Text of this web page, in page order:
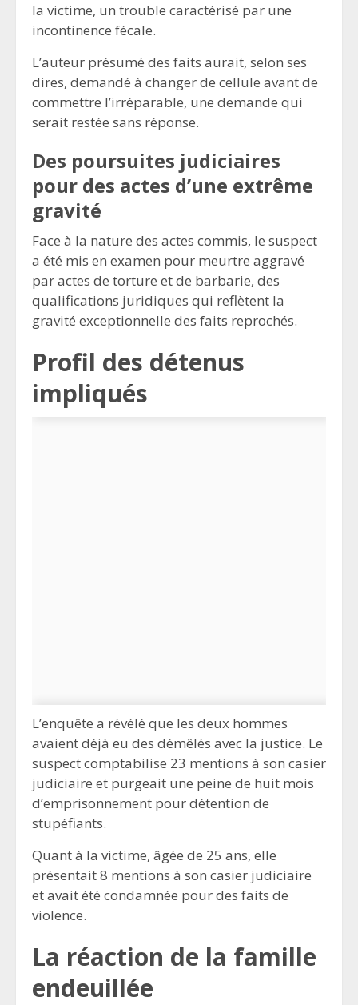
la victime, un trouble caractérisé par une
incontinence fécale.
L’auteur présumé des faits aurait, selon ses
dires, demandé à changer de cellule avant de
commettre l’irréparable, une demande qui
serait restée sans réponse.
Des poursuites judiciaires
pour des actes d’une extrême
gravité
Face à la nature des actes commis, le suspect
a été mis en examen pour meurtre aggravé
par actes de torture et de barbarie, des
qualifications juridiques qui reflètent la
gravité exceptionnelle des faits reprochés.
Profil des détenus
impliqués
L’enquête a révélé que les deux hommes
avaient déjà eu des démêlés avec la justice. Le
suspect comptabilise 23 mentions à son casier
judiciaire et purgeait une peine de huit mois
d’emprisonnement pour détention de
stupéfiants.
Quant à la victime, âgée de 25 ans, elle
présentait 8 mentions à son casier judiciaire
et avait été condamnée pour des faits de
violence.
La réaction de la famille
endeuillée